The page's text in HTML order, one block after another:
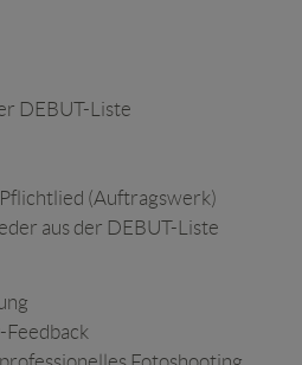
DEBUT-Liste
(Auftragswerk)
aus der DEBUT-Liste